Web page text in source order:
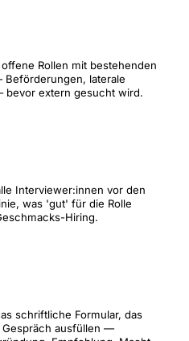
Rollen mit bestehenden
laterale
bevor extern gesucht wird.
Interviewer:innen vor den
was 'gut' für die Rolle
Hiring.
schriftliche Formular, das
ausfüllen —